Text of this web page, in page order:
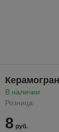
В наличии
Розница
8 руб.